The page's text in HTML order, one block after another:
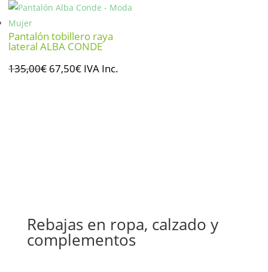
era:
es:
Pantalón tobillero raya
lateral ALBA CONDE
135,00€ El
67,50€ElIVA Inc.
Rebajas en ropa, calzado y
complementos